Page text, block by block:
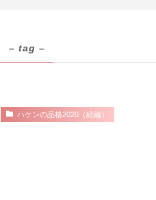
– tag –
ハケンの品格2020（続編）